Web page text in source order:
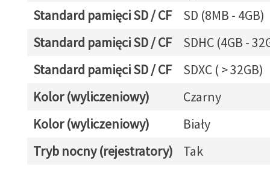
Standard pamięci SD / CF
SD (8MB - 4GB)
Standard pamięci SD / CF
SDHC (4GB -
Standard pamięci SD / CF
SDXC ( > 32GB)
Kolor (wyliczeniowy)
Czarny
Kolor (wyliczeniowy)
Biały
Tryb nocny (rejestratory)
Tak